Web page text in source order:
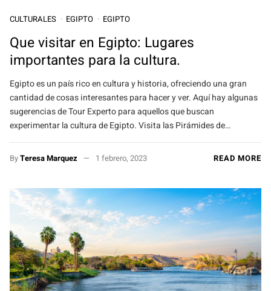
CULTURALES EGIPTO EGIPTO
Que visitar en Egipto: Lugares
importantes para la cultura.
Egipto es un país rico en cultura y historia, ofreciendo una gran
cantidad de cosas interesantes para hacer y ver. Aquí hay algunas
sugerencias de Tour Experto para aquellos que buscan
experimentar la cultura de Egipto. Visita las Pirámides de…
ByTeresa Marquez 1 febrero, 2023 READ MORE